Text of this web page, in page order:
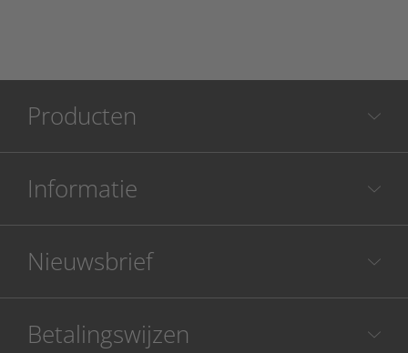
Producten
Informatie
Nieuwsbrief
Betalingswijzen